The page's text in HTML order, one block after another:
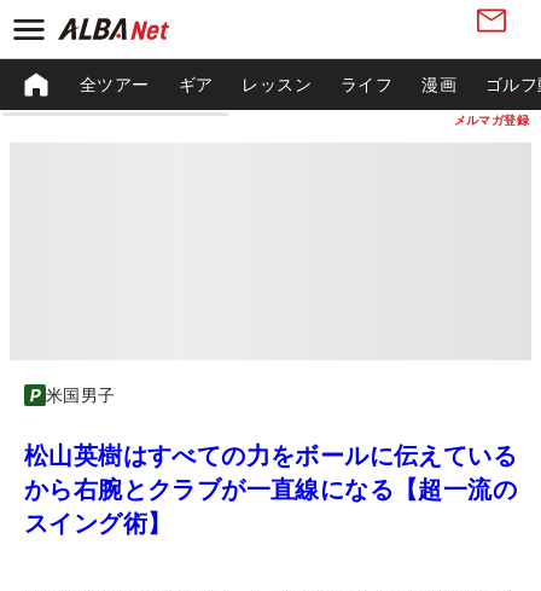
メルマガ登録
全ツアー ギア レッスン ライフ 漫画 ゴル
米国男子
松山英樹はすべての力をボールに伝えている
から右腕とクラブが一直線になる【超一流の
スイング術】